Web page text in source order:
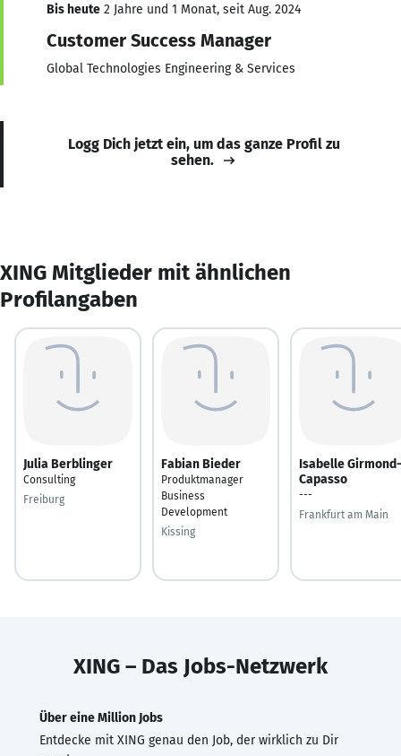
Bis heute 2 Jahre und 1 Monat, seit Aug. 2024
Customer Success Manager
Global Technologies Engineering & Services
Logg Dich jetzt ein, um das ganze Profil zu
sehen.
XING Mitglieder mit ähnlichen
Profilangaben
Julia Berblinger
Consulting
Freiburg
Fabian Bieder
Produktmanager
Business
Development
Kissing
Isabelle Girmond-
Capasso
---
Frankfurt am Main
XING – Das Jobs-Netzwerk
Über eine Million Jobs
Entdecke mit XING genau den Job, der wirklich zu Dir